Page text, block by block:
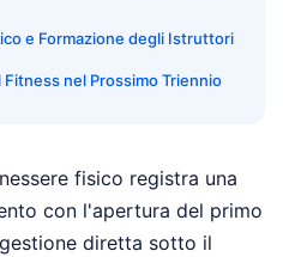
e Formazione degli Istruttori
nel Prossimo Triennio
fisico registra una
con l'apertura del primo
diretta sotto il